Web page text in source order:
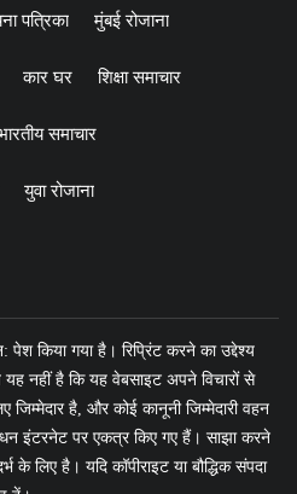
पत्रिका मुंबई रोजाना
कार घर शिक्षा समाचार
समाचार
युवा रोजाना
किया गया है। रिप्रिंट करने का उद्देश्य
नहीं है कि यह वेबसाइट अपने विचारों से
है, और कोई कानूनी जिम्मेदारी वहन
इंटरनेट पर एकत्र किए गए हैं। साझा करने
लिए है। यदि कॉपीराइट या बौद्धिक संपदा